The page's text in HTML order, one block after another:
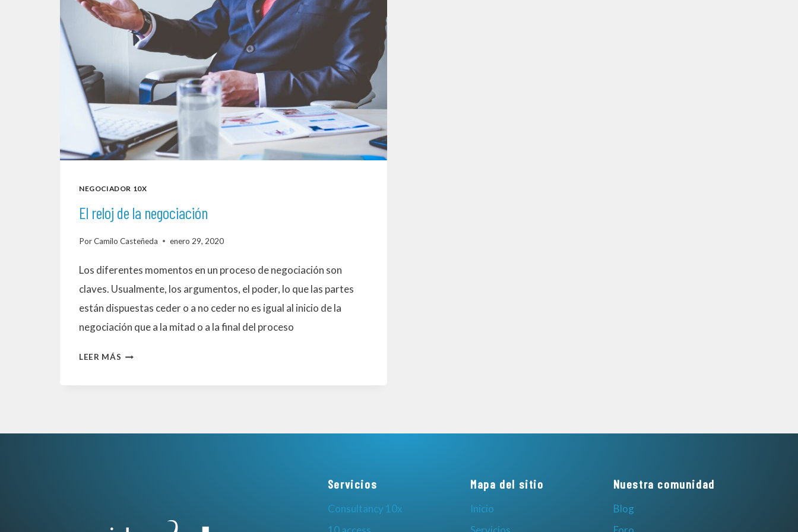
NEGOCIADOR 10X
El reloj de la negociación
PorCamilo Casteñeda enero 29, 2020
Los diferentes momentos en un proceso de negociación son
claves. Usualmente, los argumentos, el poder, lo que las partes
están dispuestas ceder o a no ceder no es igual al inicio de la
negociación que a la mitad o a la final del proceso
LEER MÁS EL
NEGOCIACIÓN
Servicios
Consultancy 10x
Mapa del sitio
Inicio
Nuestra comunidad
Blog